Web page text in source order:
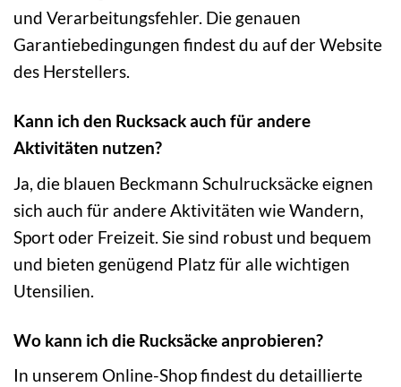
und Verarbeitungsfehler. Die genauen
Garantiebedingungen findest du auf der Website
des Herstellers.
Kann ich den Rucksack auch für andere
Aktivitäten nutzen?
Ja, die blauen Beckmann Schulrucksäcke eignen
sich auch für andere Aktivitäten wie Wandern,
Sport oder Freizeit. Sie sind robust und bequem
und bieten genügend Platz für alle wichtigen
Utensilien.
Wo kann ich die Rucksäcke anprobieren?
In unserem Online-Shop findest du detaillierte